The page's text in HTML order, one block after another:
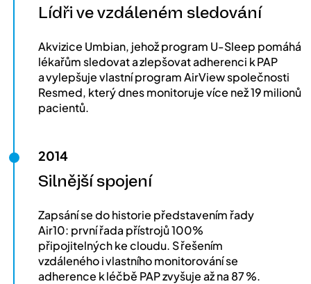
Lídři ve vzdáleném sledování
Akvizice Umbian, jehož program U-Sleep pomáhá
lékařům sledovat a zlepšovat adherenci k PAP
a vylepšuje vlastní program AirView společnosti
Resmed, který dnes monitoruje více než 19 milionů
pacientů.
2014
Silnější spojení
Zapsání se do historie představením řady
Air10: první řada přístrojů 100%
připojitelných ke cloudu. S řešením
vzdáleného i vlastního monitorování se
adherence k léčbě PAP zvyšuje až na 87 %.